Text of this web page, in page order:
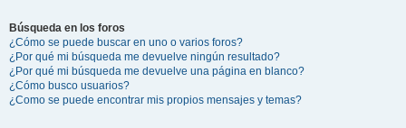
Búsqueda en los foros
¿Cómo se puede buscar en uno o varios foros?
¿Por qué mi búsqueda me devuelve ningún resultado?
¿Por qué mi búsqueda me devuelve una página en blanco?
¿Cómo busco usuarios?
¿Como se puede encontrar mis propios mensajes y temas?